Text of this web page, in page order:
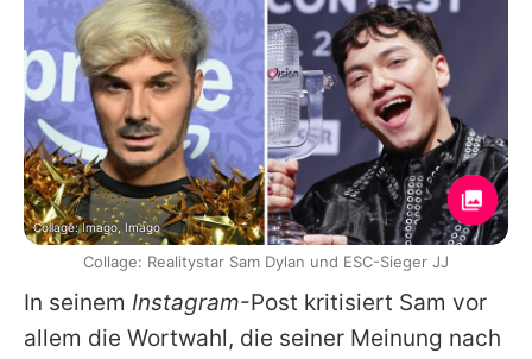
In seinem Instagram-Post kritisiert Sam vor
allem die Wortwahl, die seiner Meinung nach
Collage: Imago, Imago
Collage: Realitystar Sam Dylan und ESC-Sieger JJ